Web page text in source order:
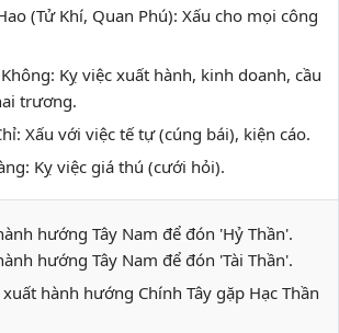
(Tử Khí, Quan Phú): Xấu cho mọi công
Kỵ việc xuất hành, kinh doanh, cầu
trương.
Xấu với việc tế tự (cúng bái), kiện cáo.
Kỵ việc giá thú (cưới hỏi).
hướng Tây Nam để đón 'Hỷ Thần'.
hướng Tây Nam để đón 'Tài Thần'.
hành hướng Chính Tây gặp Hạc Thần